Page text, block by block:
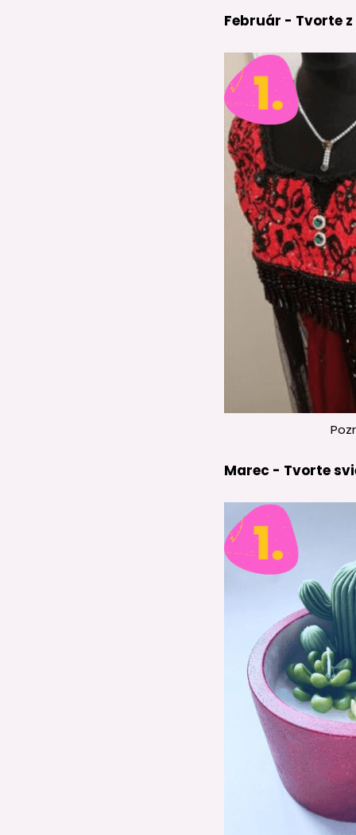
Február - Tvorte
Marec - Tvorte